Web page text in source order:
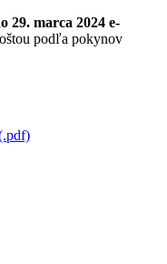
29. marca 2024 e-
podľa pokynov